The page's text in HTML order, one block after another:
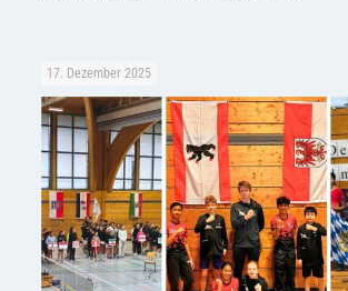
17. Dezember 2025